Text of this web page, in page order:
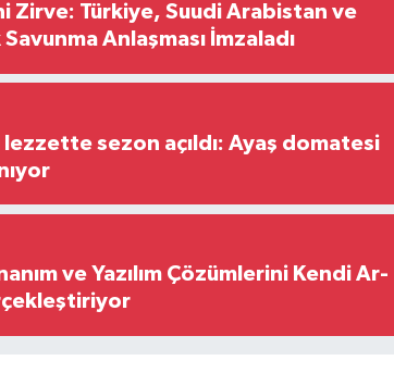
Zirve: Türkiye, Suudi Arabistan ve
Anlaşması İmzaladı
sezon açıldı: Ayaş domatesi
ve Yazılım Çözümlerini Kendi Ar-